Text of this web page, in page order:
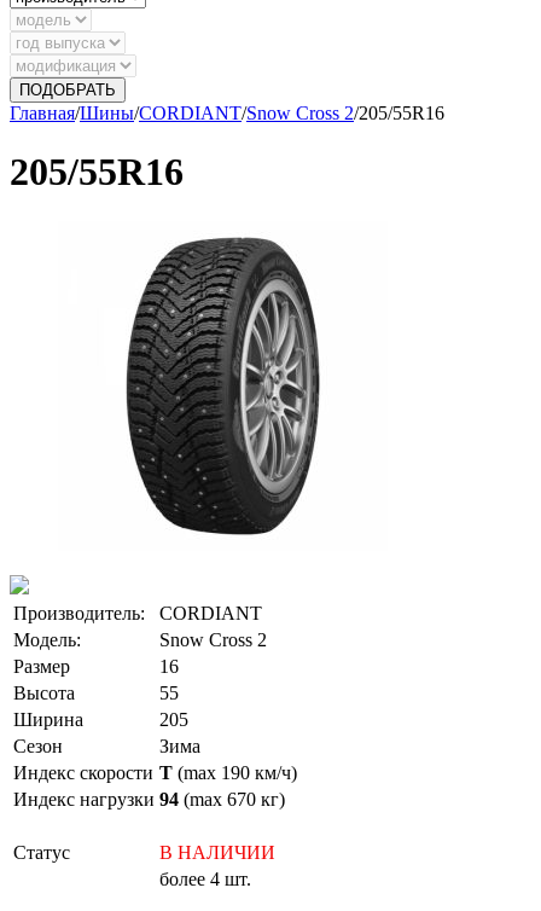
ПОДОБРАТЬ
Главная/Шины/CORDIANT/Snow Cross 2/205/55R16
205/55R16
Производитель:
CORDIANT
Модель:
Snow Cross 2
Размер
16
Высота
55
Ширина
205
Сезон
Зима
Индекс скорости T (max 190 км/ч)
Индекс нагрузки 94 (max 670 кг)
Статус
В НАЛИЧИИ
более 4 шт.